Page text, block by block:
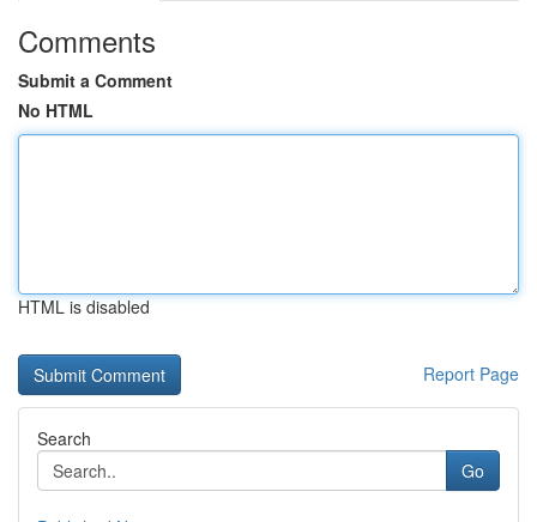
Comments
Submit a Comment
No HTML
HTML is disabled
Report Page
Search
Go